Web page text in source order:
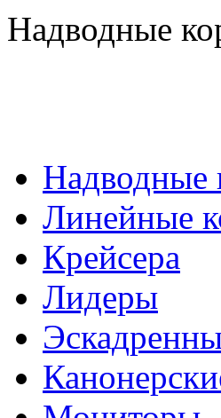
Надводные
Надводные
Линейные
Крейсера
Лидеры